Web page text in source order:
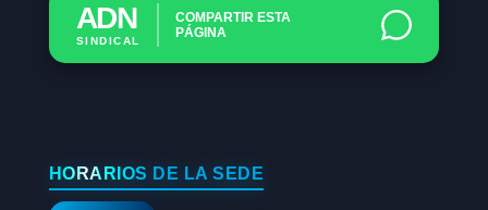
ADN
SINDICAL
COMPARTIR ESTA
PÁGINA
HORARIOS DE LA SEDE